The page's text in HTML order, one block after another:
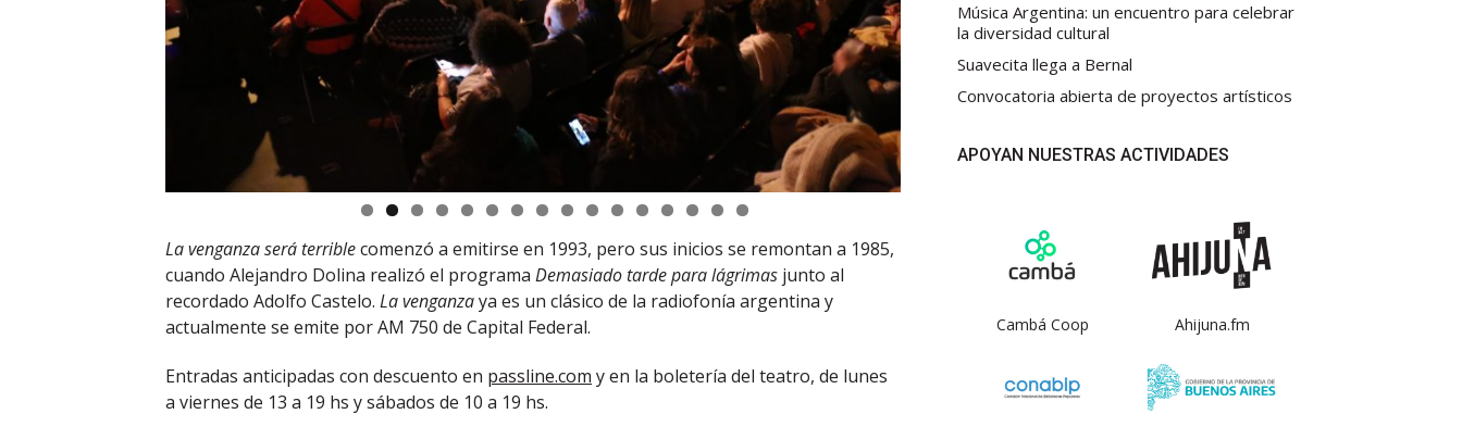
La venganza será terriblecomenzó a emitirse en 1993, pero sus inicios se remontan a 1985,
cuando Alejandro Dolina realizó el programa Demasiado tarde para lágrimas junto al
recordado Adolfo Castelo. La venganzaya es un clásico de la radiofonía argentina y
actualmente se emite por AM 750 de Capital Federal.
Entradas anticipadas con descuento en passline.com y en la boletería del teatro, de lunes
a viernes de 13 a 19 hs y sábados de 10 a 19 hs.
Música Argentina: un encuentro para celebrar
la diversidad cultural
Suavecita llega a Bernal
Convocatoria abierta de proyectos artísticos
APOYAN NUESTRAS ACTIVIDADES
Cambá Coop Ahijuna.fm